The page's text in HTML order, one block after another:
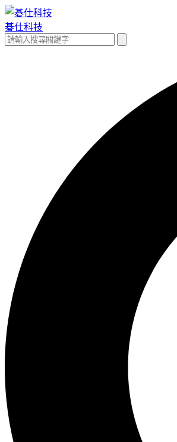
跳
至
主
碁仕科技
搜